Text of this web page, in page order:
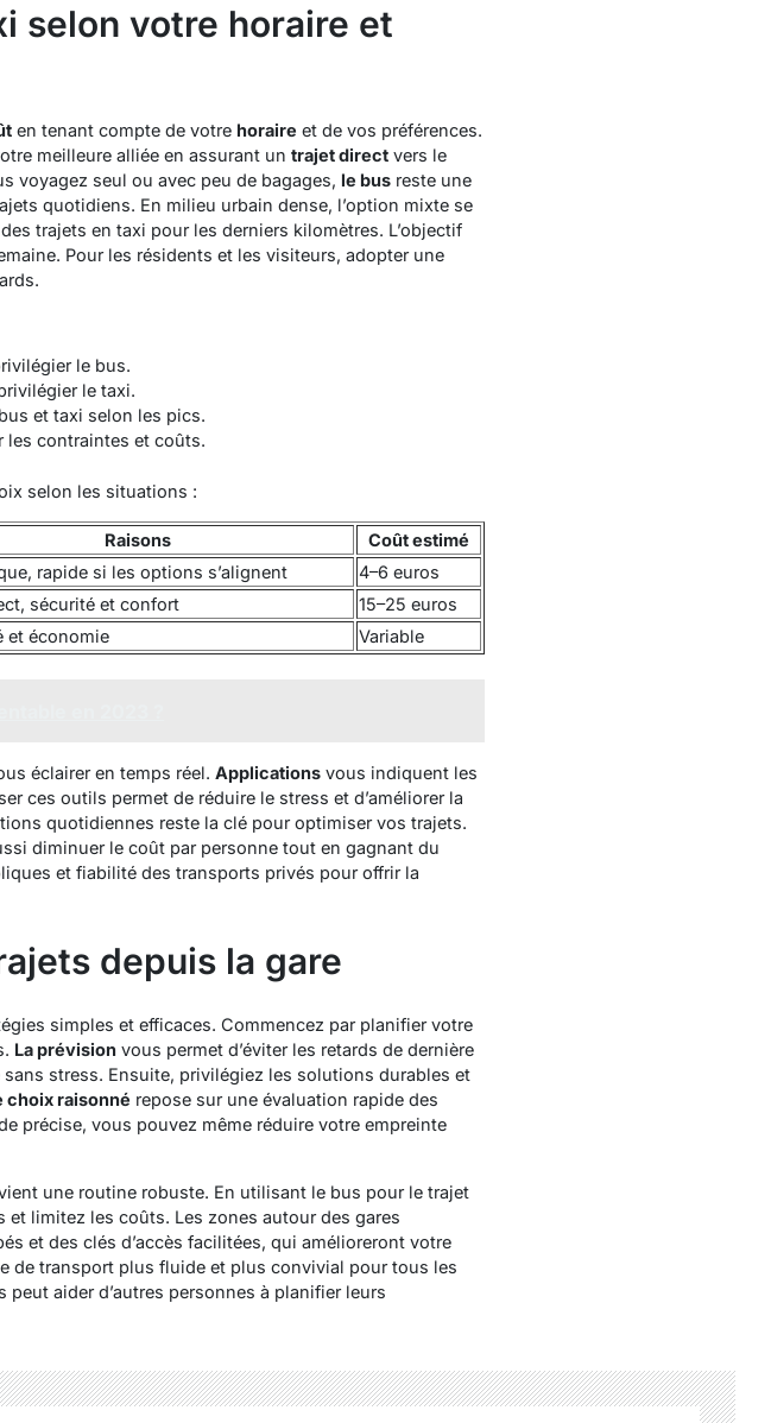
selon votre horaire et
en tenant compte de votre horaire et de vos préférences.
meilleure alliée en assurant un trajet directvers le
voyagez seul ou avec peu de bagages, le busreste une
quotidiens. En milieu urbain dense, l’option mixte se
trajets en taxi pour les derniers kilomètres. L’objectif
Pour les résidents et les visiteurs, adopter une
le bus.
le taxi.
et taxi selon les pics.
les contraintes et coûts.
selon les situations :
Raisons
Coût estimé
rapide si les options s’alignent
4–6 euros
sécurité et confort
15–25 euros
et économie Variable
éclairer en temps réel. Applicationsvous indiquent les
ces outils permet de réduire le stress et d’améliorer la
quotidiennes reste la clé pour optimiser vos trajets.
diminuer le coût par personne tout en gagnant du
et fiabilité des transports privés pour offrir la
depuis la gare
simples et efficaces. Commencez par planifier votre
La prévisionvous permet d’éviter les retards de dernière
stress. Ensuite, privilégiez les solutions durables et
choix raisonné repose sur une évaluation rapide des
précise, vous pouvez même réduire votre empreinte
une routine robuste. En utilisant le bus pour le trajet
limitez les coûts. Les zones autour des gares
et des clés d’accès facilitées, qui amélioreront votre
de transport plus fluide et plus convivial pour tous les
aider d’autres personnes à planifier leurs